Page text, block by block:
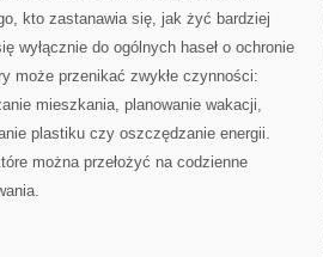
kto zastanawia się, jak żyć bardziej
wyłącznie do ogólnych haseł o ochronie
może przenikać zwykłe czynności:
mieszkania, planowanie wakacji,
plastiku czy oszczędzanie energii.
można przełożyć na codzienne